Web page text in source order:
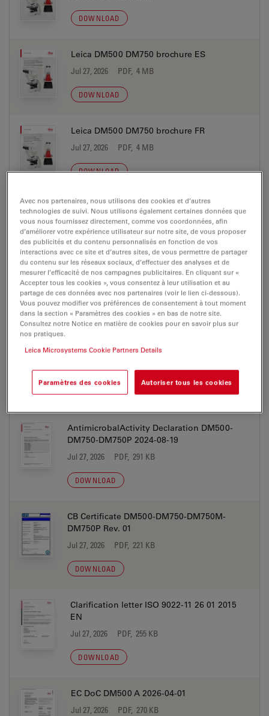
DOWNLOAD
Leica DM500 DM750 brochure ES
Jul 27, 2026 PDF, 4 MB
DOWNLOAD
Leica DM500 DM750 brochure FR
Jul 27, 2026 PDF, 4 MB
DOWNLOAD
Leica DM500 DM750 brochure IT
Jul 27, 2026 PDF, 4 MB
DOWNLOAD
Leica DM500 DM750 brochure JP
Jul 27, 2026 PDF, 4 MB
DOWNLOAD
CERTIFICATS
AntimicrobalActivity Declaration DM500-
DM750-DM750P 2024-08-19
Jul 27, 2026 PDF, 291 KB
DOWNLOAD
CB Certificate DM500-DM750-DM750M-
DM750P Rev. 01
Jul 27, 2026 PDF, 221 KB
DOWNLOAD
Clarification letter ISO 9022-11 26 01 2015
EN
Jul 27, 2026 PDF, 255 KB
DOWNLOAD
EC DoC DM500 A 2026-04-01
Jul 27, 2026 PDF, 270 KB
Avec nos partenaires, nous utilisons des cookies et d’autres
technologies de suivi. Nous utilisons également certaines données que
vous nous fournissez directement, comme vos coordonnées, afin
d’améliorer votre expérience utilisateur sur notre site, de vous proposer
des publicités et du contenu personnalisés en fonction de vos
interactions avec ce site et d’autres sites, de vous permettre de partager
du contenu sur les réseaux sociaux, d’effectuer des analyses et de
mesurer l’efficacité de nos campagnes publicitaires. En cliquant sur «
Accepter tous les cookies », vous consentez à leur utilisation et au
partage de ces données avec nos partenaires (voir le lien ci-dessous).
Vous pouvez modifier vos préférences de consentement à tout moment
dans la section « Paramètres des cookies » en bas de notre site.
Consultez notre Notice en matière de cookies pour en savoir plus sur
nos pratiques.
Leica Microsystems Cookie Partners Details
Paramètres des cookies Autoriser tous les cookies